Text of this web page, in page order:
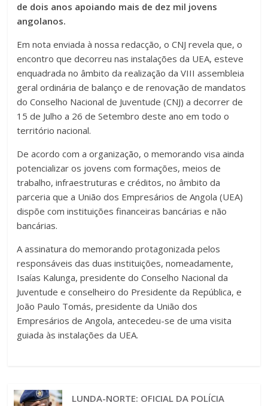
de dois anos apoiando mais de dez mil jovens
angolanos.
Em nota enviada à nossa redacção, o CNJ revela que, o
encontro que decorreu nas instalações da UEA, esteve
enquadrada no âmbito da realização da VIII assembleia
geral ordinária de balanço e de renovação de mandatos
do Conselho Nacional de Juventude (CNJ) a decorrer de
15 de Julho a 26 de Setembro deste ano em todo o
território nacional.
De acordo com a organização, o memorando visa ainda
potencializar os jovens com formações, meios de
trabalho, infraestruturas e créditos, no âmbito da
parceria que a União dos Empresários de Angola (UEA)
dispõe com instituições financeiras bancárias e não
bancárias.
A assinatura do memorando protagonizada pelos
responsáveis das duas instituições, nomeadamente,
Isaías Kalunga, presidente do Conselho Nacional da
Juventude e conselheiro do Presidente da República, e
João Paulo Tomás, presidente da União dos
Empresários de Angola, antecedeu-se de uma visita
guiada às instalações da UEA.
LUNDA-NORTE: OFICIAL DA POLÍCIA